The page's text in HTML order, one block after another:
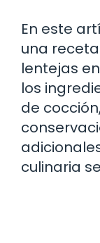
En este
una
lentejas
los
de
culinaria